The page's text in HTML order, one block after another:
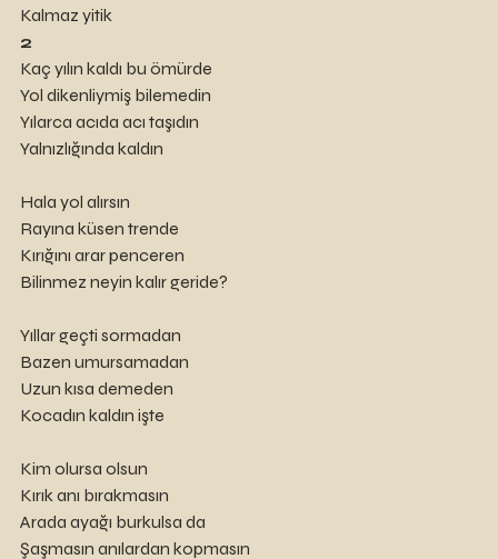
Kalmaz yitik
2
Kaç yılın kaldı bu ömürde
Yol dikenliymiş bilemedin
Yılarca acıda acı taşıdın
Yalnızlığında kaldın
Hala yol alırsın
Rayına küsen trende
Kırığını arar penceren
Bilinmez neyin kalır geride?
Yıllar geçti sormadan
Bazen umursamadan
Uzun kısa demeden
Kocadın kaldın işte
Kim olursa olsun
Kırık anı bırakmasın
Arada ayağı burkulsa da
Şaşmasın anılardan kopmasın